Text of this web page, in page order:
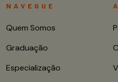
NAVEGUE
Quem Somos
Graduação
Especialização